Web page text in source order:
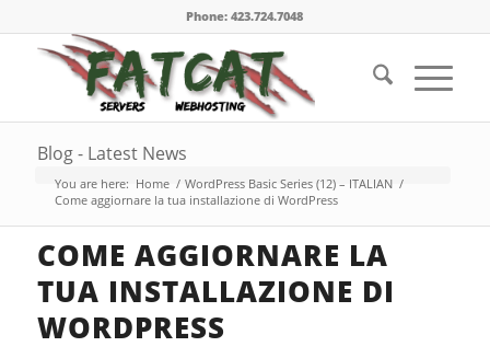
Phone: 423.724.7048
Blog - Latest News
You are here: Home / WordPress Basic Series (12) – ITALIAN /
Come aggiornare la tua installazione di WordPress
COME AGGIORNARE LA
TUA INSTALLAZIONE DI
WORDPRESS